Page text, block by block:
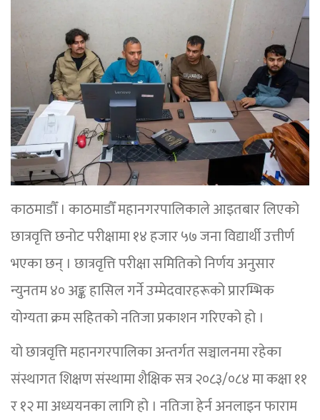
काठमाडौँ । काठमाडौँ महानगरपालिकाले आइतबार लिएको
छात्रवृत्ति छनोट परीक्षामा १४ हजार ५७ जना विद्यार्थी उत्तीर्ण
भएका छन् । छात्रवृत्ति परीक्षा समितिको निर्णय अनुसार
न्युनतम ४० अङ्क हासिल गर्ने उम्मेदवारहरूको प्रारम्भिक
योग्यता क्रम सहितको नतिजा प्रकाशन गरिएको हो ।
यो छात्रवृत्ति महानगरपालिका अन्तर्गत सञ्चालनमा रहेका
संस्थागत शिक्षण संस्थामा शैक्षिक सत्र २०८३/०८४ मा कक्षा ११
र १२ मा अध्ययनका लागि हो । नतिजा हेर्न अनलाइन फाराम